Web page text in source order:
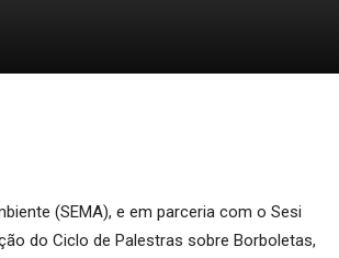
(SEMA), e em parceria com o Sesi
do Ciclo de Palestras sobre Borboletas,